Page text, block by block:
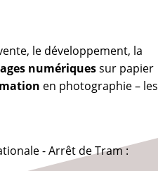
le développement, la
numériquessur papier
en photographie – les
- Arrêt de Tram :